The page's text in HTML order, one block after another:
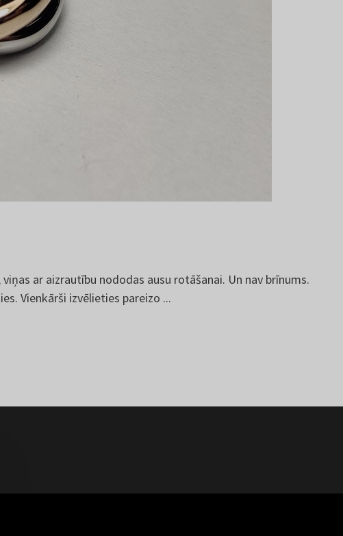
ar aizrautību nododas ausu rotāšanai. Un nav brīnums.
Vienkārši izvēlieties pareizo ...